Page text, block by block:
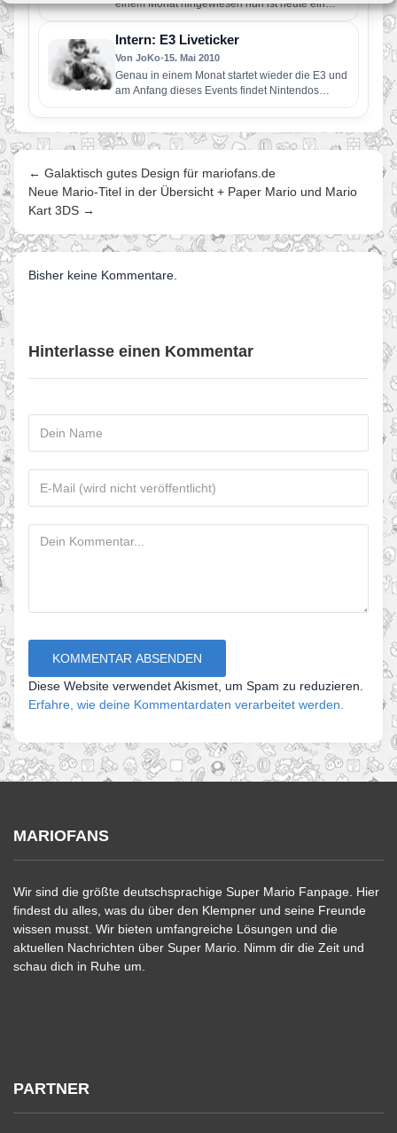
einem Monat hingewiesen nun ist heute ein
Intern: E3 Liveticker
Von JoKo•15. Mai 2010
Genau in einem Monat startet wieder die E3 und
am Anfang dieses Events findet Nintendos
Pressekonferenz statt. In…
← Galaktisch gutes Design für mariofans.de
Neue Mario-Titel in der Übersicht + Paper Mario und Mario
Kart 3DS →
Bisher keine Kommentare.
Hinterlasse einen Kommentar
Diese Website verwendet Akismet, um Spam zu reduzieren.
Erfahre, wie deine Kommentardaten verarbeitet werden.
MARIOFANS
Wir sind die größte deutschsprachige Super Mario Fanpage. Hier
findest du alles, was du über den Klempner und seine Freunde
wissen musst. Wir bieten umfangreiche Lösungen und die
aktuellen Nachrichten über Super Mario. Nimm dir die Zeit und
schau dich in Ruhe um.
PARTNER